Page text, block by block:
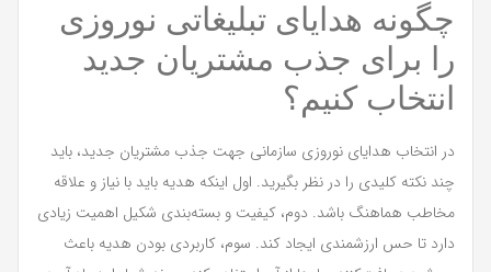
چگونه هدایای تبلیغاتی نوروزی
را برای جذب مشتریان جدید
انتخاب کنیم؟
در انتخاب هدایای نوروزی سازمانی جهت جذب مشتریان جدید، باید
چند نکته کلیدی را در نظر بگیرید. اول اینکه هدیه باید با نیاز و علاقه
مخاطب هماهنگ باشد. دوم، کیفیت و بسته‌بندی شکیل اهمیت زیادی
دارد تا حس ارزشمندی ایجاد کند. سوم، کاربردی بودن هدیه باعث